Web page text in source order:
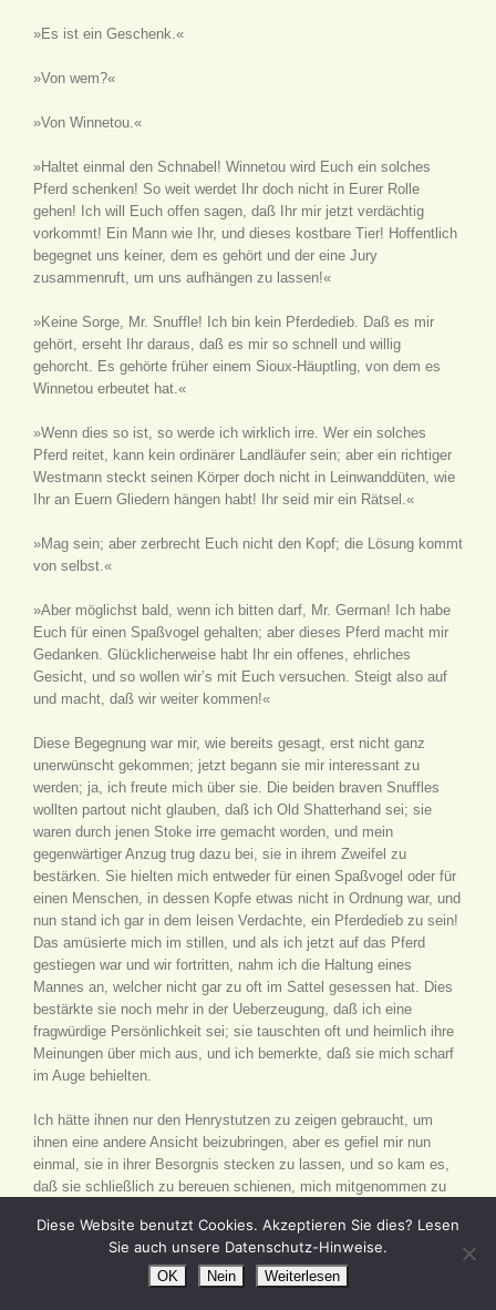
»Es ist ein Geschenk.«
»Von wem?«
»Von Winnetou.«
»Haltet einmal den Schnabel! Winnetou wird Euch ein solches
Pferd schenken! So weit werdet Ihr doch nicht in Eurer Rolle
gehen! Ich will Euch offen sagen, daß Ihr mir jetzt verdächtig
vorkommt! Ein Mann wie Ihr, und dieses kostbare Tier! Hoffentlich
begegnet uns keiner, dem es gehört und der eine Jury
zusammenruft, um uns aufhängen zu lassen!«
»Keine Sorge, Mr. Snuffle! Ich bin kein Pferdedieb. Daß es mir
gehört, erseht Ihr daraus, daß es mir so schnell und willig
gehorcht. Es gehörte früher einem Sioux-Häuptling, von dem es
Winnetou erbeutet hat.«
»Wenn dies so ist, so werde ich wirklich irre. Wer ein solches
Pferd reitet, kann kein ordinärer Landläufer sein; aber ein richtiger
Westmann steckt seinen Körper doch nicht in Leinwanddüten, wie
Ihr an Euern Gliedern hängen habt! Ihr seid mir ein Rätsel.«
»Mag sein; aber zerbrecht Euch nicht den Kopf; die Lösung kommt
von selbst.«
»Aber möglichst bald, wenn ich bitten darf, Mr. German! Ich habe
Euch für einen Spaßvogel gehalten; aber dieses Pferd macht mir
Gedanken. Glücklicherweise habt Ihr ein offenes, ehrliches
Gesicht, und so wollen wir’s mit Euch versuchen. Steigt also auf
und macht, daß wir weiter kommen!«
Diese Begegnung war mir, wie bereits gesagt, erst nicht ganz
unerwünscht gekommen; jetzt begann sie mir interessant zu
werden; ja, ich freute mich über sie. Die beiden braven Snuffles
wollten partout nicht glauben, daß ich Old Shatterhand sei; sie
waren durch jenen Stoke irre gemacht worden, und mein
gegenwärtiger Anzug trug dazu bei, sie in ihrem Zweifel zu
bestärken. Sie hielten mich entweder für einen Spaßvogel oder für
einen Menschen, in dessen Kopfe etwas nicht in Ordnung war, und
nun stand ich gar in dem leisen Verdachte, ein Pferdedieb zu sein!
Das amüsierte mich im stillen, und als ich jetzt auf das Pferd
gestiegen war und wir fortritten, nahm ich die Haltung eines
Mannes an, welcher nicht gar zu oft im Sattel gesessen hat. Dies
bestärkte sie noch mehr in der Ueberzeugung, daß ich eine
fragwürdige Persönlichkeit sei; sie tauschten oft und heimlich ihre
Meinungen über mich aus, und ich bemerkte, daß sie mich scharf
im Auge behielten.
Ich hätte ihnen nur den Henrystutzen zu zeigen gebraucht, um
ihnen eine andere Ansicht beizubringen, aber es gefiel mir nun
einmal, sie in ihrer Besorgnis stecken zu lassen, und so kam es,
daß sie schließlich zu bereuen schienen, mich mitgenommen zu
Am Abende machten wir am Rande eines Waldes Lager. Es
verstand sich wegen der Comantschen ganz von selbst, daß
Diese Website benutzt Cookies. Akzeptieren Sie dies? Lesen
Sie auch unsere Datenschutz-Hinweise.
OK Nein Weiterlesen